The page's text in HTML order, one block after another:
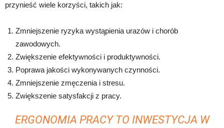
przynieść wiele korzyści, takich jak:
Zmniejszenie ryzyka wystąpienia urazów i chorób
zawodowych.
Zwiększenie efektywności i produktywności.
Poprawa jakości wykonywanych czynności.
Zmniejszenie zmęczenia i stresu.
Zwiększenie satysfakcji z pracy.
ERGONOMIA PRACY TO INWESTYCJA W